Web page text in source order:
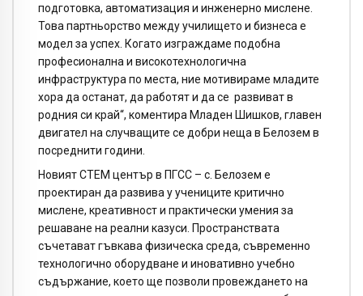
подготовка, автоматизация и инженерно мислене.
Това партньорство между училището и бизнеса е
модел за успех. Когато изграждаме подобна
професионална и високотехнологична
инфраструктура по места, ние мотивираме младите
хора да останат, да работят и да се развиват в
родния си край“, коментира Младен Шишков, главен
двигател на случващите се добри неща в Белозем в
посреднити години.
Новият СТЕМ център в ПГСС – с. Белозем е
проектиран да развива у учениците критично
мислене, креативност и практически умения за
решаване на реални казуси. Пространствата
съчетават гъвкава физическа среда, съвременно
технологично оборудване и иновативно учебно
съдържание, което ще позволи провеждането на